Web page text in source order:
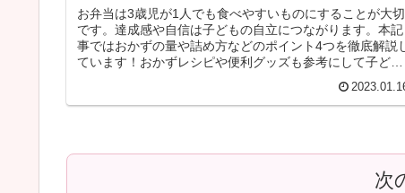
お弁当は3歳児が1人でも食べやすいものにすることが大切
です。達成感や自信は子どもの自立につながります。本記
事ではおかずの量や詰め方などのポイント4つを徹底解説
ています！おかずレシピや便利グッズも参考にして子ども
次